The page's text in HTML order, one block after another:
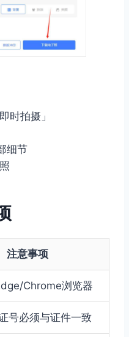
时拍摄」
细节
注意事项
Chrome浏览器
号必须与证件一致